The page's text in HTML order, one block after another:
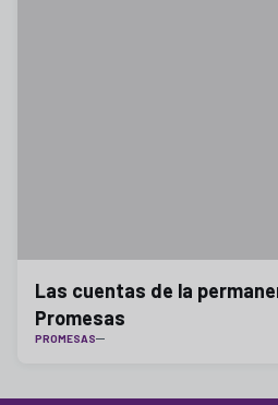
Las cuentas de la
Promesas
PROMESAS